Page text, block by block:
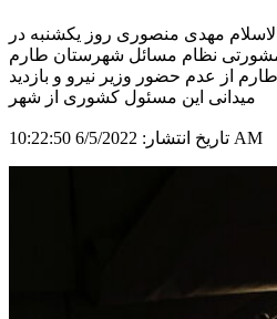
مهدی منصوری روز یکشنبه در
نظام مسائل شهرستان طارم
از عدم حضور وزیر نیرو و بازدید
میدانی این مسئول کشوری از شهر
تاریخ انتشار: 6/5/2022 10:22:50 AM